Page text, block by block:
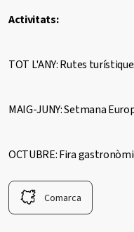
Activitats:
TOT L'ANY: Rutes
MAIG-JUNY: Setmana
OCTUBRE: Fira
Comarca